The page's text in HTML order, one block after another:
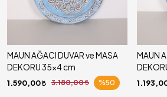
MAUN AĞACI DUVAR ve MASA
DEKORU 35x4 cm
1.590,00 3.180,00 %50
MAUN